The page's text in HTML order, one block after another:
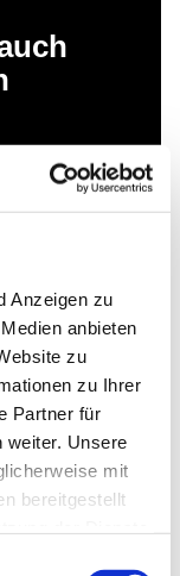
Anzeigen zu
anbieten
zu
zu Ihrer
Partner für
weiter. Unsere
mit
bereitgestellt